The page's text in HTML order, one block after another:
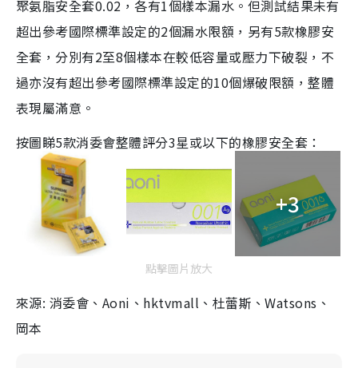
聚氨脂安全套0.02，各有1個樣本漏水。但測試結果未有
超出參考國際標準設定的2個漏水限額，另有5款橡膠安
全套，分別有2至8個樣本在較低容量或壓力下破裂，不
過亦沒有超出參考國際標準設定的10個爆破限額，整體
表現屬滿意。
按圖睇5款消委會整體評分3星或以下的橡膠安全套：
+3
點擊圖片放大
來源: 消委會、Aoni、hktvmall、杜蕾斯、Watsons、
岡本